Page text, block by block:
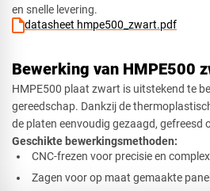
en snelle levering.
datasheet hmpe500_zwart.pdf
Bewerking van HMPE500
HMPE500 plaat zwart is uitstekend te
gereedschap. Dankzij de
de platen eenvoudig gezaagd, gefreesd
Geschikte bewerkingsmethoden:
CNC-frezen voor precisie en
Zagen voor op maat gemaakte